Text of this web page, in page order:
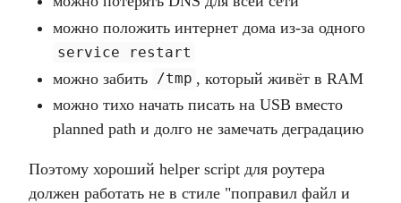
можно положить интернет дома из-за одного
service restart
можно забить /tmp , который живёт в RAM
можно тихо начать писать на USB вместо
planned path и долго не замечать деградацию
Поэтому хороший helper script для роутера
должен работать не в стиле "поправил файл и